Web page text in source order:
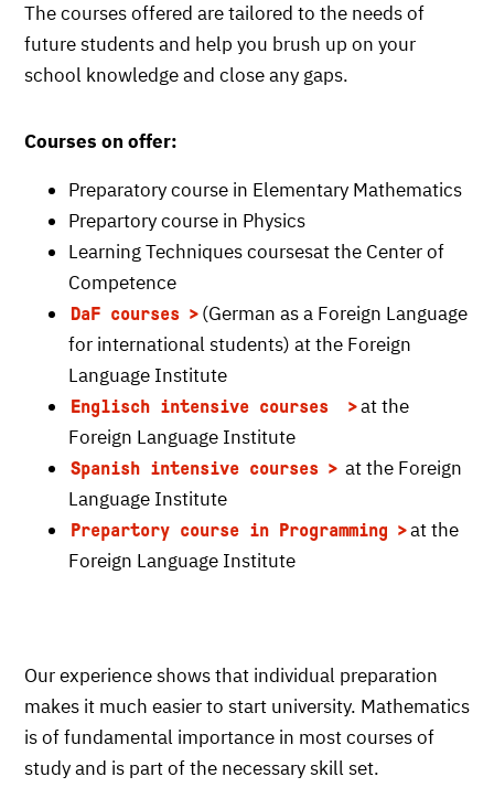
The courses offered are tailored to the needs of
future students and help you brush up on your
school knowledge and close any gaps.
Courses on offer:
Preparatory course in Elementary Mathematics
Prepartory course in Physics
Learning Techniques coursesat the Center of
Competence
DaF courses
(German as a Foreign Language
for international students) at the Foreign
Language Institute
Englisch intensive courses
at the
Foreign Language Institute
Spanish intensive courses
at the Foreign
Language Institute
Prepartory course in Programming
at the
Foreign Language Institute
Our experience shows that individual preparation
makes it much easier to start university. Mathematics
is of fundamental importance in most courses of
study and is part of the necessary skill set.